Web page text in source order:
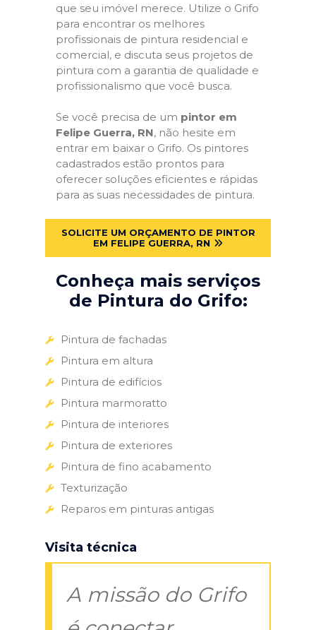
que seu imóvel merece. Utilize o Grifo
para encontrar os melhores
profissionais de pintura residencial e
comercial, e discuta seus projetos de
pintura com a garantia de qualidade e
profissionalismo que você busca.
Se você precisa de um pintor em
Felipe Guerra, RN, não hesite em
entrar em baixar o Grifo. Os pintores
cadastrados estão prontos para
oferecer soluções eficientes e rápidas
para as suas necessidades de pintura.
SOLICITE UM ORÇAMENTO DE PINTOR
EM FELIPE GUERRA, RN
Conheça mais serviços
de Pintura do Grifo:
Pintura de fachadas
Pintura em altura
Pintura de edifícios
Pintura marmoratto
Pintura de interiores
Pintura de exteriores
Pintura de fino acabamento
Texturização
Reparos em pinturas antigas
Visita técnica
A missão do Grifo